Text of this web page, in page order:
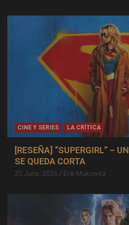
CINE Y SERIES LA CRÍTICA
[RESEÑA] “SUPERGIRL” –
SE QUEDA CORTA
25 June, 2026 Erik Mukowoz